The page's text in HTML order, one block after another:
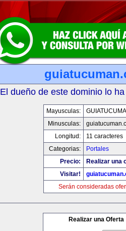
El dueño de este dominio lo
Mayusculas:
Minusculas:
Longitud:
11 caracteres
Categorias:
Portales
Precio:
Realizar una
Visitar!
Serán consideradas
Realizar una Oferta